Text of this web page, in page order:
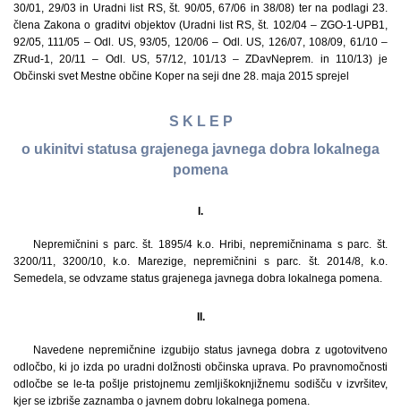
30/01, 29/03 in Uradni list RS, št. 90/05, 67/06 in 38/08) ter na podlagi 23.
člena Zakona o graditvi objektov (Uradni list RS, št. 102/04 – ZGO-1-UPB1,
92/05, 111/05 – Odl. US, 93/05, 120/06 – Odl. US, 126/07, 108/09, 61/10 –
ZRud-1, 20/11 – Odl. US, 57/12, 101/13 – ZDavNeprem. in 110/13) je
Občinski svet Mestne občine Koper na seji dne 28. maja 2015 sprejel
S K L E P
o ukinitvi statusa grajenega javnega dobra lokalnega
pomena
I.
Nepremičnini s parc. št. 1895/4 k.o. Hribi, nepremičninama s parc. št.
3200/11, 3200/10, k.o. Marezige, nepremičnini s parc. št. 2014/8, k.o.
Semedela, se odvzame status grajenega javnega dobra lokalnega pomena.
II.
Navedene nepremičnine izgubijo status javnega dobra z ugotovitveno
odločbo, ki jo izda po uradni dolžnosti občinska uprava. Po pravnomočnosti
odločbe se le-ta pošlje pristojnemu zemljiškoknjižnemu sodišču v izvršitev,
kjer se izbriše zaznamba o javnem dobru lokalnega pomena.